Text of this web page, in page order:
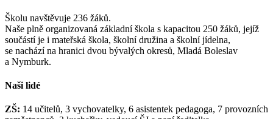
Školu navštěvuje 236 žáků.
Naše plně organizovaná základní škola s kapacitou 250 žáků, jejíž
součástí je i mateřská škola, školní družina a školní jídelna,
se nachází na hranici dvou bývalých okresů, Mladá Boleslav
a Nymburk.
Naši lidé
ZŠ: 14 učitelů, 3 vychovatelky, 6 asistentek pedagoga, 7 provozních